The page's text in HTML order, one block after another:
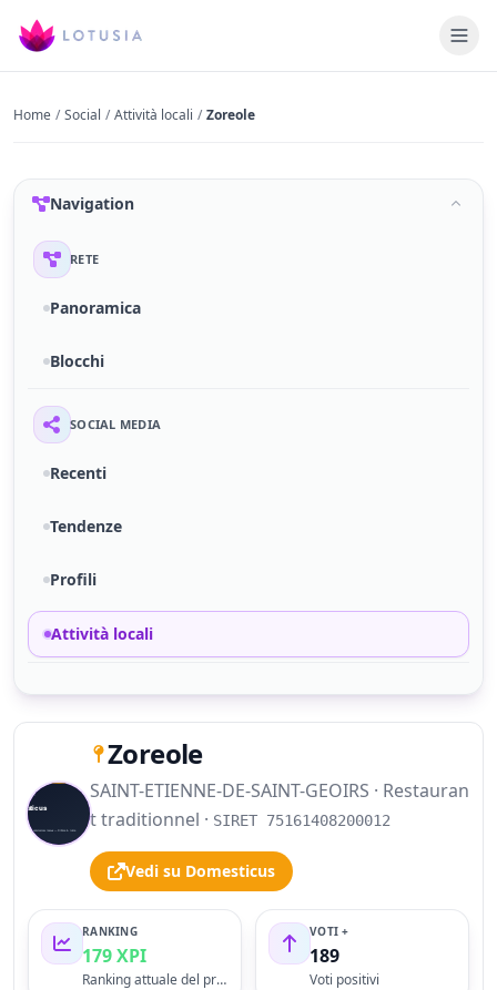
Home / Social / Attività locali / Zoreole
Navigation
RETE
Panoramica
Blocchi
SOCIAL MEDIA
Recenti
Tendenze
Profili
Attività locali
Zoreole
SAINT-ETIENNE-DE-SAINT-GEOIRS · Restauran
t traditionnel · SIRET 75161408200012
Vedi su Domesticus
RANKING
179 XPI
Ranking attuale del profilo
VOTI +
189
Voti positivi